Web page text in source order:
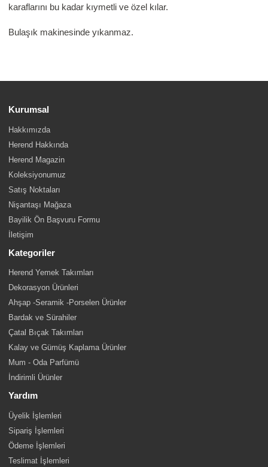
karaflarını bu kadar kıymetli ve özel kılar.
Bulaşık makinesinde yıkanmaz.
Kurumsal
Hakkımızda
Herend Hakkında
Herend Magazin
Koleksiyonumuz
Satış Noktaları
Nişantaşı Mağaza
Bayilik Ön Başvuru Formu
İletişim
Kategoriler
Herend Yemek Takımları
Dekorasyon Ürünleri
Ahşap -Seramik -Porselen Ürünler
Bardak ve Sürahiler
Çatal Bıçak Takımları
Kalay ve Gümüş Kaplama Ürünler
Mum - Oda Parfümü
İndirimli Ürünler
Yardım
Üyelik İşlemleri
Sipariş İşlemleri
Ödeme İşlemleri
Teslimat İşlemleri